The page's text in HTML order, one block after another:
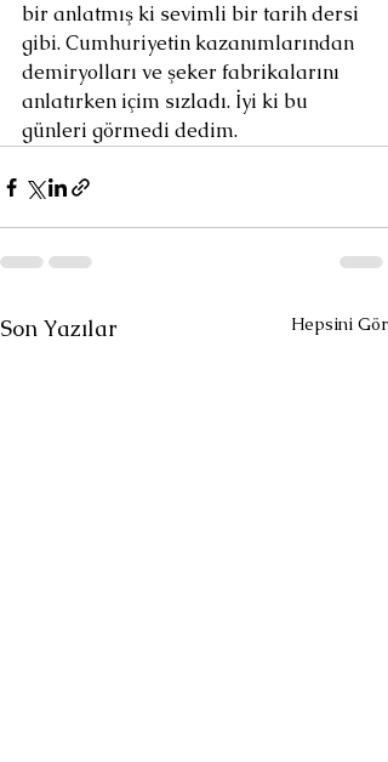
bir anlatmış ki sevimli bir tarih dersi
gibi. Cumhuriyetin kazanımlarından
demiryolları ve şeker fabrikalarını
anlatırken içim sızladı. İyi ki bu
günleri görmedi dedim.
Son Yazılar Hepsini Gör